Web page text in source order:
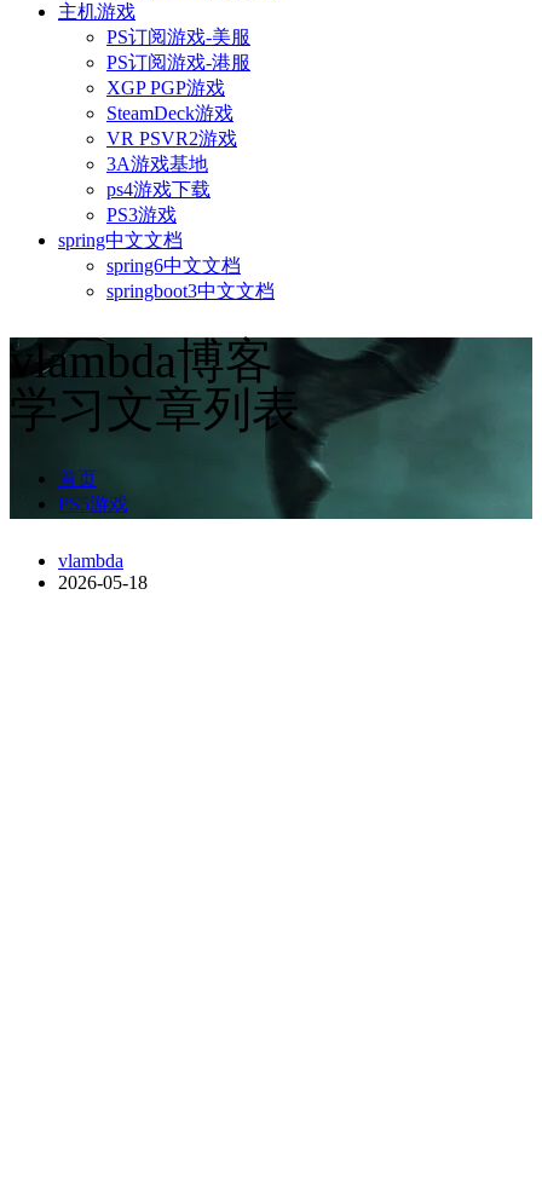
主机游戏
PS订阅游戏-美服
PS订阅游戏-港服
XGP PGP游戏
SteamDeck游戏
VR PSVR2游戏
3A游戏基地
ps4游戏下载
PS3游戏
spring中文文档
spring6中文文档
springboot3中文文档
vlambda博客
学习文章列表
首页
PS5游戏
vlambda
2026-05-18